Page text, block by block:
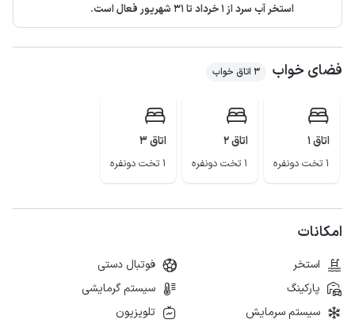
استخر آب سرد از 1 خرداد تا 31 شهریور فعال است.
فضای خواب 3 اتاق خواب
اتاق 1
1 تخت دونفره
اتاق 2
1 تخت دونفره
اتاق 3
1 تخت دونفره
امکانات
استخر
فوتبال دستی
پارکینگ
سیستم گرمایشی
سیستم سرمایش
تلویزیون